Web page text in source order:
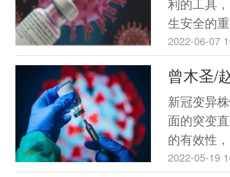
剂，有些
射新冠疫
然不能完
比较罕见
与疫苗没
不能将接
件，等同
没有任何
全的，比
得也太
生安全的
2022-06-07
曾木圣/
发四价
种突变
新冠变异
面的突变
的有效性
株的疫苗
2022-05-19